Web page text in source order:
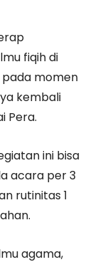
fiqih di
pada momen
kembali
Pera.
ini bisa
acara per 3
rutinitas 1
agama,